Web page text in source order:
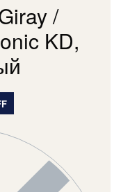
/
KD,